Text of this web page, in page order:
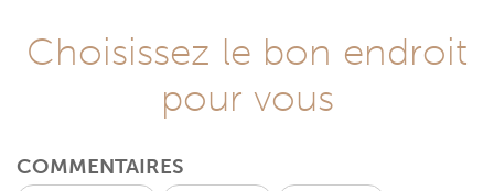
Choisissez le bon endroit
pour vous
COMMENTAIRES